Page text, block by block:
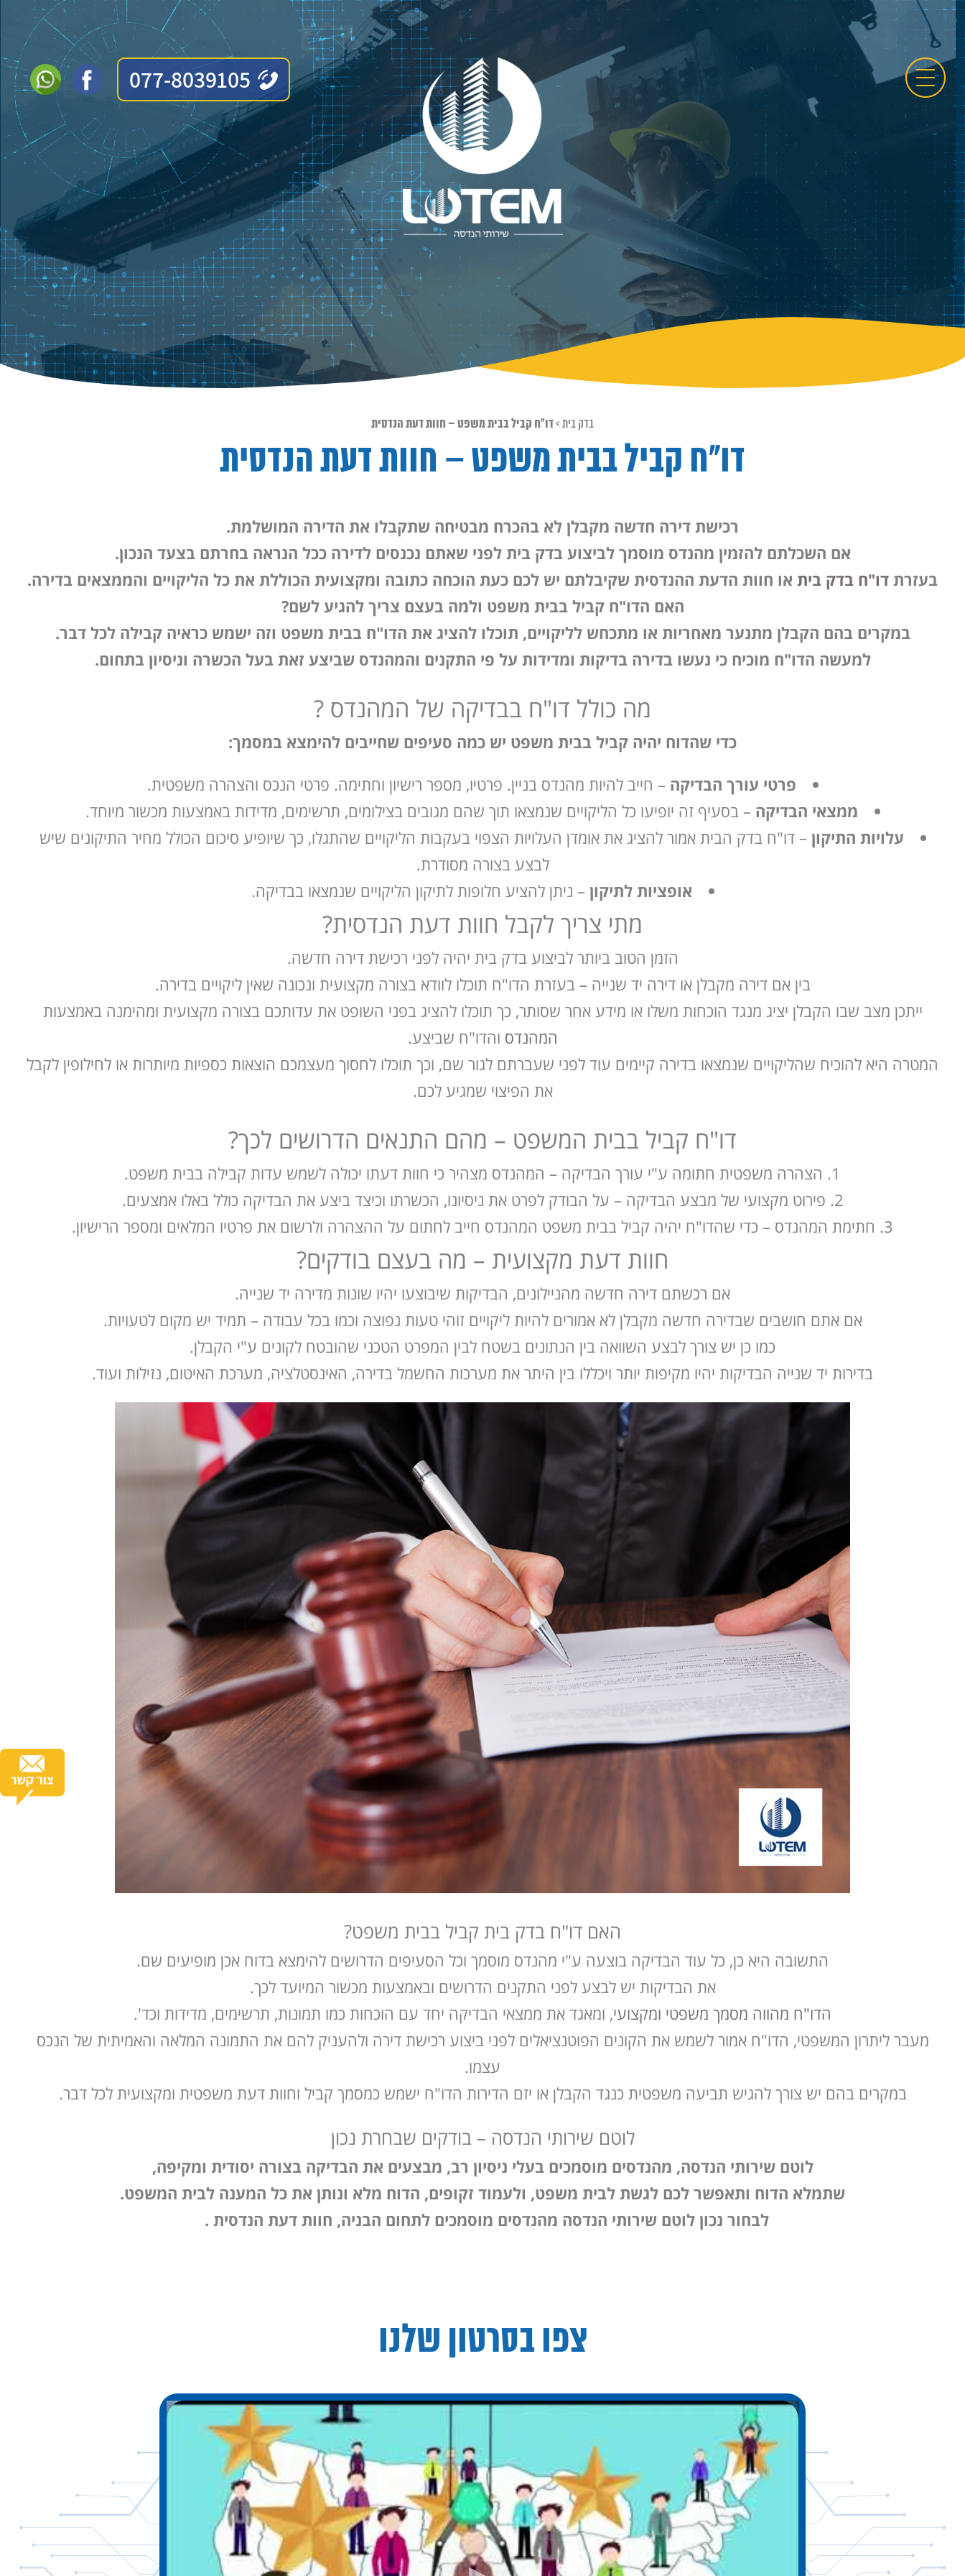
בדק בית
אודות
שירותי החברה
מידע על החברה
תמונות מהשטח
מאמרים
077-8039105
בדק בית >דו"ח קביל בבית משפט – חוות דעת הנדסית
דו"ח קביל בבית משפט – חוות דעת הנדסית
רכישת דירה חדשה מקבלן לא בהכרח מבטיחה שתקבלו את הדירה המושלמת.
אם השכלתם להזמין מהנדס מוסמך לביצוע בדק בית לפני שאתם נכנסים לדירה ככל הנראה בחרתם בצעד הנכון.
בעזרת דו"ח בדק בית או חוות הדעת ההנדסית שקיבלתם יש לכם כעת הוכחה כתובה ומקצועית הכוללת את כל הליקויים והממצאים בדירה.
האם הדו"ח קביל בבית משפט ולמה בעצם צריך להגיע לשם?
במקרים בהם הקבלן מתנער מאחריות או מתכחש לליקויים, תוכלו להציג את הדו"ח בבית משפט וזה ישמש כראיה קבילה לכל דבר.
למעשה הדו"ח מוכיח כי נעשו בדירה בדיקות ומדידות על פי התקנים והמהנדס שביצע זאת בעל הכשרה וניסיון בתחום.
מה כולל דו"ח בבדיקה של המהנדס ?
כדי שהדוח יהיה קביל בבית משפט יש כמה סעיפים שחייבים להימצא במסמך:
פרטי עורך הבדיקה – חייב להיות מהנדס בניין. פרטיו, מספר רישיון וחתימה. פרטי הנכס והצהרה משפטית.
ממצאי הבדיקה – בסעיף זה יופיעו כל הליקויים שנמצאו תוך שהם מגובים בצילומים, תרשימים, מדידות באמצעות מכשור מיוחד.
עלויות התיקון – דו"ח בדק הבית אמור להציג את אומדן העלויות הצפוי בעקבות הליקויים שהתגלו, כך שיופיע סיכום הכולל מחיר התיקונים שיש
לבצע בצורה מסודרת.
אופציות לתיקון – ניתן להציע חלופות לתיקון הליקויים שנמצאו בבדיקה.
מתי צריך לקבל חוות דעת הנדסית?
הזמן הטוב ביותר לביצוע בדק בית יהיה לפני רכישת דירה חדשה.
בין אם דירה מקבלן או דירה יד שנייה – בעזרת הדו"ח תוכלו לוודא בצורה מקצועית ונכונה שאין ליקויים בדירה.
ייתכן מצב שבו הקבלן יציג מנגד הוכחות משלו או מידע אחר שסותר, כך תוכלו להציג בפני השופט את עדותכם בצורה מקצועית ומהימנה באמצעות
המהנדס והדו"ח שביצע.
המטרה היא להוכיח שהליקויים שנמצאו בדירה קיימים עוד לפני שעברתם לגור שם, וכך תוכלו לחסוך מעצמכם הוצאות כספיות מיותרות או לחילופין לקבל
את הפיצוי שמגיע לכם.
דו"ח קביל בבית המשפט – מהם התנאים הדרושים לכך?
הצהרה משפטית חתומה ע"י עורך הבדיקה – המהנדס מצהיר כי חוות דעתו יכולה לשמש עדות קבילה בבית משפט.
פירוט מקצועי של מבצע הבדיקה – על הבודק לפרט את ניסיונו, הכשרתו וכיצד ביצע את הבדיקה כולל באלו אמצעים.
חתימת המהנדס – כדי שהדו"ח יהיה קביל בבית משפט המהנדס חייב לחתום על ההצהרה ולרשום את פרטיו המלאים ומספר הרישיון.
חוות דעת מקצועית – מה בעצם בודקים?
אם רכשתם דירה חדשה מהניילונים, הבדיקות שיבוצעו יהיו שונות מדירה יד שנייה.
אם אתם חושבים שבדירה חדשה מקבלן לא אמורים להיות ליקויים זוהי טעות נפוצה וכמו בכל עבודה – תמיד יש מקום לטעויות.
כמו כן יש צורך לבצע השוואה בין הנתונים בשטח לבין המפרט הטכני שהובטח לקונים ע"י הקבלן.
בדירות יד שנייה הבדיקות יהיו מקיפות יותר ויכללו בין היתר את מערכות החשמל בדירה, האינסטלציה, מערכת האיטום, נזילות ועוד.
האם דו"ח בדק בית קביל בבית משפט?
התשובה היא כן, כל עוד הבדיקה בוצעה ע"י מהנדס מוסמך וכל הסעיפים הדרושים להימצא בדוח אכן מופיעים שם.
את הבדיקות יש לבצע לפני התקנים הדרושים ובאמצעות מכשור המיועד לכך.
הדו"ח מהווה מסמך משפטי ומקצועי, ומאגד את ממצאי הבדיקה יחד עם הוכחות כמו תמונות, תרשימים, מדידות וכד'.
מעבר ליתרון המשפטי, הדו"ח אמור לשמש את הקונים הפוטנציאלים לפני ביצוע רכישת דירה ולהעניק להם את התמונה המלאה והאמיתית של הנכס
עצמו.
במקרים בהם יש צורך להגיש תביעה משפטית כנגד הקבלן או יזם הדירות הדו"ח ישמש כמסמך קביל וחוות דעת משפטית ומקצועית לכל דבר.
לוטם שירותי הנדסה – בודקים שבחרת נכון
לוטם שירותי הנדסה, מהנדסים מוסמכים בעלי ניסיון רב, מבצעים את הבדיקה בצורה יסודית ומקיפה,
שתמלא הדוח ותאפשר לכם לגשת לבית משפט, ולעמוד זקופים, הדוח מלא ונותן את כל המענה לבית המשפט.
לבחור נכון לוטם שירותי הנדסה מהנדסים מוסמכים לתחום הבניה, חוות דעת הנדסית .
צפו בסרטון שלנו